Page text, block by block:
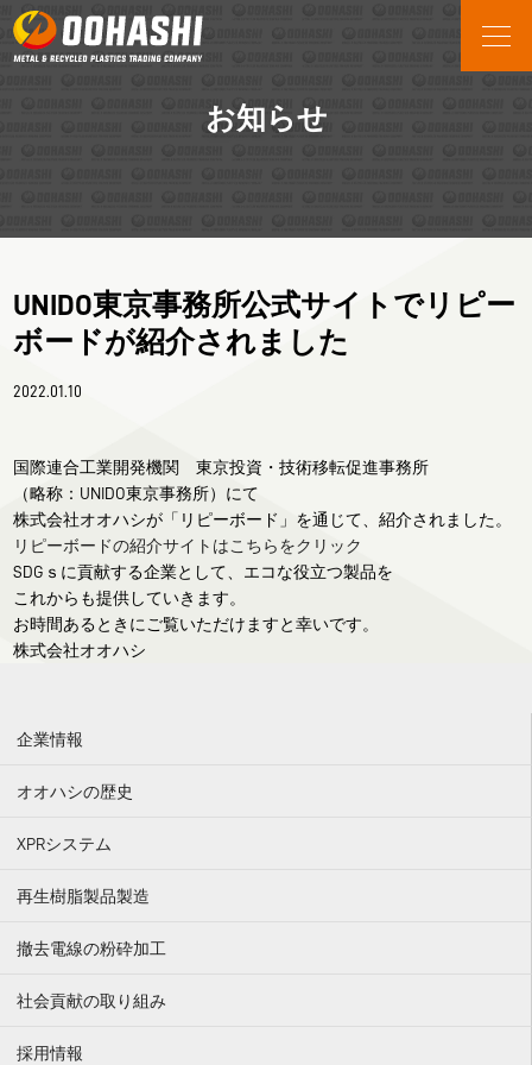
EN
再生樹脂製品製造
XPRシステム
お知らせ
UNIDO東京事務所公式サイトでリピー
ボードが紹介されました
2022.01.10
国際連合工業開発機関 東京投資・技術移転促進事務所
（略称：UNIDO東京事務所）にて
株式会社オオハシが「リピーボード」を通じて、紹介されました。
リピーボードの紹介サイトはこちらをクリック
SDGｓに貢献する企業として、エコな役立つ製品を
これからも提供していきます。
お時間あるときにご覧いただけますと幸いです。
株式会社オオハシ
企業情報
オオハシの歴史
XPRシステム
再生樹脂製品製造
撤去電線の粉砕加工
社会貢献の取り組み
採用情報